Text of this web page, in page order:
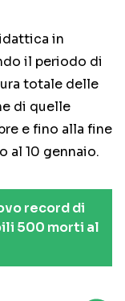
in
il periodo di
totale delle
di quelle
e fino alla fine
al 10 gennaio.
record di
500 morti al